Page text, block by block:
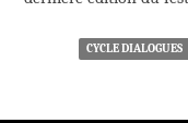
CYCLE DIALOGUES